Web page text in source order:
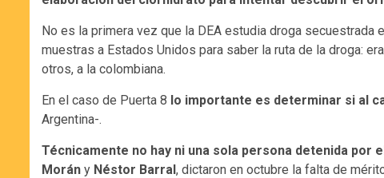
No es la primera vez que la DEA estudia droga secuestrada
muestras a Estados Unidos para saber la ruta de la droga:
otros, a la colombiana.
En el caso de Puerta 8 lo importante es determinar si al
Argentina-.
Técnicamente no hay ni una sola persona detenida por
Morán y Néstor Barral, dictaron en octubre la falta de